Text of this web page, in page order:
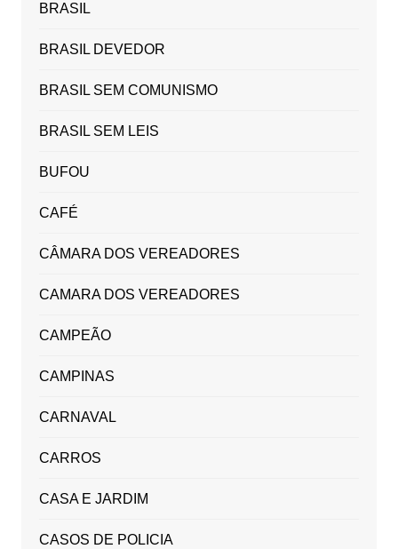
BRASIL
BRASIL DEVEDOR
BRASIL SEM COMUNISMO
BRASIL SEM LEIS
BUFOU
CAFÉ
CÂMARA DOS VEREADORES
CAMARA DOS VEREADORES
CAMPEÃO
CAMPINAS
CARNAVAL
CARROS
CASA E JARDIM
CASOS DE POLICIA